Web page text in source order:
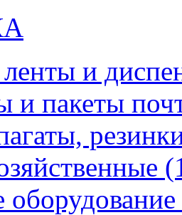
и
и пакеты
оборудование